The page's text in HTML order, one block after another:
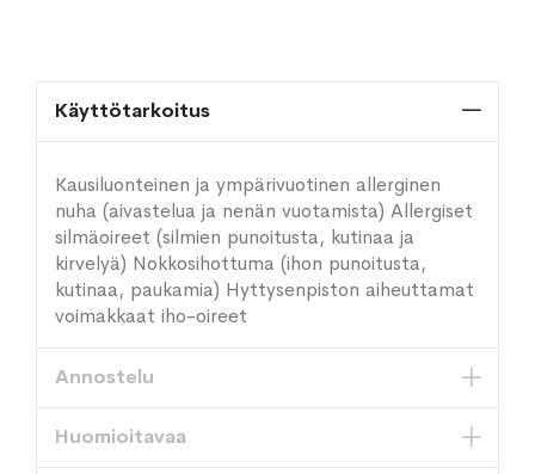
Käyttötarkoitus
Kausiluonteinen ja ympärivuotinen allerginen
nuha (aivastelua ja nenän vuotamista) Allergiset
silmäoireet (silmien punoitusta, kutinaa ja
kirvelyä) Nokkosihottuma (ihon punoitusta,
kutinaa, paukamia) Hyttysenpiston aiheuttamat
voimakkaat iho-oireet
Annostelu
Huomioitavaa